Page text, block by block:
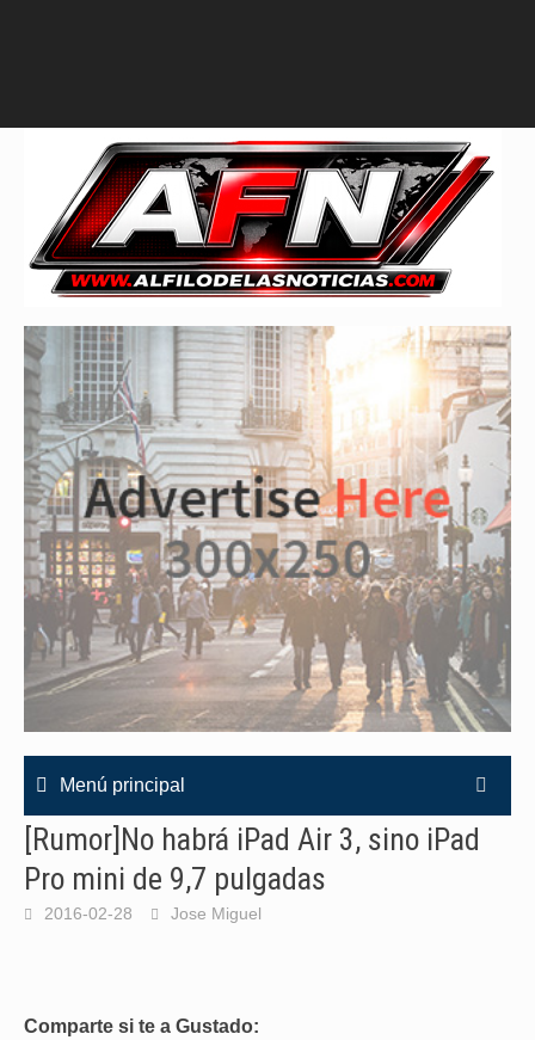
Menú principal
[Rumor]No habrá iPad Air 3, sino iPad
Pro mini de 9,7 pulgadas
2016-02-28 Jose Miguel
Comparte si te a Gustado: